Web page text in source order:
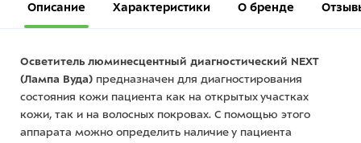
Описание Характеристики О бренде
Осветитель люминесцентный диагностический NEXT
(Лампа Вуда) предназначен для диагностирования
состояния кожи пациента как на открытых участках
кожи, так и на волосных покровах. С помощью этого
аппарата можно определить наличие у пациента